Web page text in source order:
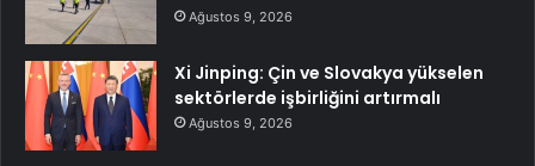
Ağustos 9, 2026
Xi Jinping: Çin ve Slovakya yükselen
sektörlerde işbirliğini artırmalı
Ağustos 9, 2026